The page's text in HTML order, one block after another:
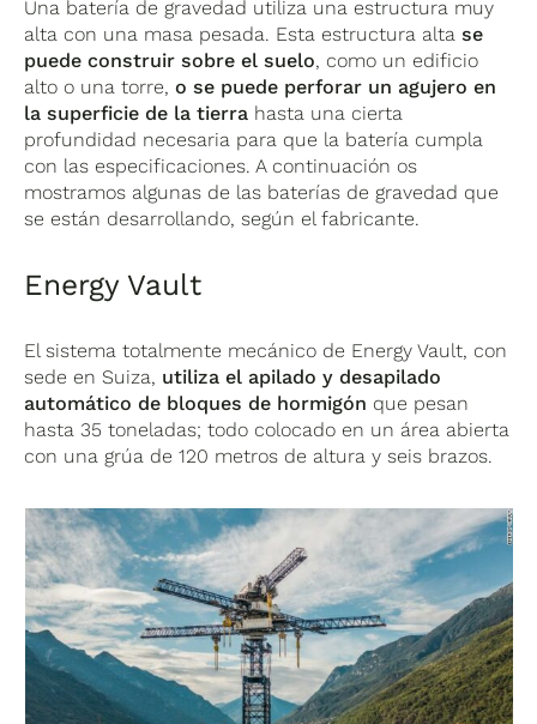
Una batería de gravedad utiliza una estructura muy
alta con una masa pesada. Esta estructura altase
puede construir sobre el suelo, como un edificio
alto o una torre,o se puede perforar un agujero en
la superficie de la tierra hasta una cierta
profundidad necesaria para que la batería cumpla
con las especificaciones. A continuación os
mostramos algunas de las baterías de gravedad que
se están desarrollando, según el fabricante.
Energy Vault
El sistema totalmente mecánico de Energy Vault, con
sede en Suiza, utiliza el apilado y desapilado
automático de bloques de hormigón que pesan
hasta 35 toneladas; todo colocado en un área abierta
con una grúa de 120 metros de altura y seis brazos.